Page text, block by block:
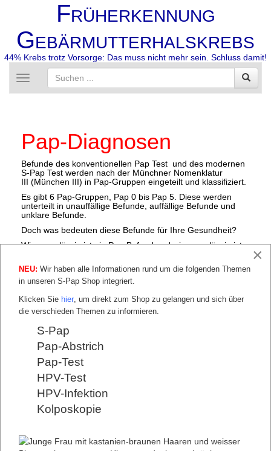
FRÜHERKENNUNG
GEBÄRMUTTERHALSKREBS
44% Krebs trotz Vorsorge: Das muss nicht mehr sein. Schluss damit!
Toggle
navigation
Pap-Diagnosen
Befunde des konventionellen Pap Test und des modernen
S-Pap Test werden nach der Münchner Nomenklatur
III (München III) in Pap-Gruppen eingeteilt und klassifiziert.
Es gibt 6 Pap-Gruppen, Pap 0 bis Pap 5. Diese werden
unterteilt in unauffällige Befunde, auffällige Befunde und
unklare Befunde.
Doch was bedeuten diese Befunde für Ihre Gesundheit?
Wie zuverlässig ist ein Pap-Befund und wie zuverlässig ist
Welche Befunde machen eine Behandlung nötig und wann
ist eine nochmalige Kontrolle der Ergebnisse ausreichend?
Einezertifizierte Dysplasiesprechstundekann hier
weiterhelfen.
Nicht jeder auffällige Befund einer Früherkennung
Gebärmutterhalskrebs muss Sie verunsichern.
Bereits eine einfache Entzündung an Gebärmutterhals
(Zervix) oder Muttermund kann Auffälligkeiten liefern.
Tatsächliche Gewebeveränderungen (Dysplasien) sind im
Laufe des Lebens nicht ungewöhnlich. Oft normalisieren
sich diese Ergebnisse von selbst. Allerdings ist es wichtig,
Dysplasien zu überwachen.
sich nicht selbstständig regenerieren, muss sie genauer
untersucht und möglicherweise behandelt werden.
×
NEU: Wir haben alle Informationen rund um die folgenden Themen
in unseren S-Pap Shop integriert.
Klicken Sie hier, um direkt zum Shop zu gelangen und sich über
die verschieden Themen zu informieren.
S-Pap
Pap-Abstrich
Pap-Test
HPV-Test
HPV-Infektion
Kolposkopie